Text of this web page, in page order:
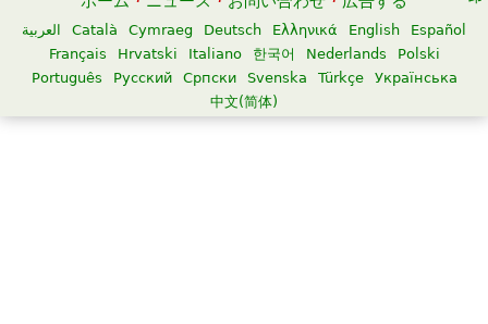
العربية Català Cymraeg Deutsch Ελληνικά English
Español
Français
Hrvatski Italiano 한국어 Nederlands
Polski
Português
Русский Српски Svenska Türkçe
Українська
中文(简体)